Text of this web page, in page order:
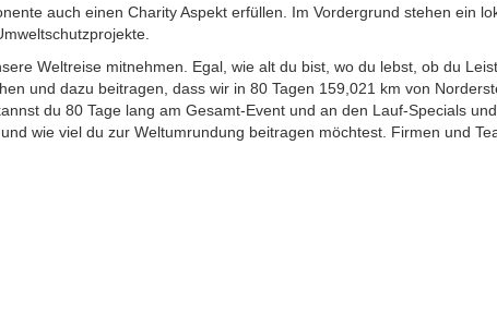
auch einen Charity Aspekt erfüllen. Im Vordergrund stehen ein
Weltreise mitnehmen. Egal, wie alt du bist, wo du lebst, ob du
und dazu beitragen, dass wir in 80 Tagen 159,021 km von
du 80 Tage lang am Gesamt-Event und an den Lauf-Specials
wie viel du zur Weltumrundung beitragen möchtest. Firmen und